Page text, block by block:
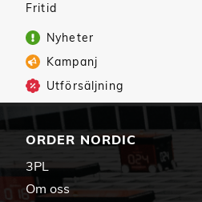
Fritid
Nyheter
Kampanj
Utförsäljning
ORDER NORDIC
3PL
Om oss